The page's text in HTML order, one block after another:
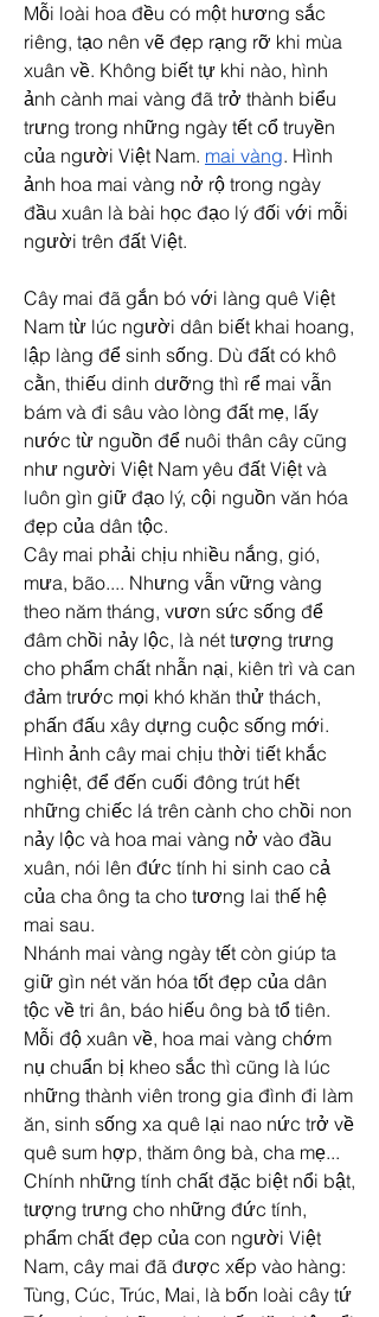
Mỗi loài hoa đều có một hương sắc
riêng, tạo nên vẽ đẹp rạng rỡ khi mùa
xuân về. Không biết tự khi nào, hình
ảnh cành mai vàng đã trở thành biểu
trưng trong những ngày tết cổ truyền
của người Việt Nam. mai vàng. Hình
ảnh hoa mai vàng nở rộ trong ngày
đầu xuân là bài học đạo lý đối với mỗi
người trên đất Việt.
Cây mai đã gắn bó với làng quê Việt
Nam từ lúc người dân biết khai hoang,
lập làng để sinh sống. Dù đất có khô
cằn, thiếu dinh dưỡng thì rể mai vẫn
bám và đi sâu vào lòng đất mẹ, lấy
nước từ nguồn để nuôi thân cây cũng
như người Việt Nam yêu đất Việt và
luôn gìn giữ đạo lý, cội nguồn văn hóa
đẹp của dân tộc.
Cây mai phải chịu nhiều nắng, gió,
mưa, bão.... Nhưng vẫn vững vàng
theo năm tháng, vươn sức sống để
đâm chồi nảy lộc, là nét tượng trưng
cho phẩm chất nhẫn nại, kiên trì và can
đảm trước mọi khó khăn thử thách,
phấn đấu xây dựng cuộc sống mới.
Hình ảnh cây mai chịu thời tiết khắc
nghiệt, để đến cuối đông trút hết
những chiếc lá trên cành cho chồi non
nảy lộc và hoa mai vàng nở vào đầu
xuân, nói lên đức tính hi sinh cao cả
của cha ông ta cho tương lai thế hệ
mai sau.
Nhánh mai vàng ngày tết còn giúp ta
giữ gìn nét văn hóa tốt đẹp của dân
tộc về tri ân, báo hiếu ông bà tổ tiên.
Mỗi độ xuân về, hoa mai vàng chớm
nụ chuẩn bị kheo sắc thì cũng là lúc
những thành viên trong gia đình đi làm
ăn, sinh sống xa quê lại nao nức trở về
quê sum hợp, thăm ông bà, cha mẹ...
Chính những tính chất đặc biệt nổi bật,
tượng trưng cho những đức tính,
phẩm chất đẹp của con người Việt
Nam, cây mai đã được xếp vào hàng:
Tùng, Cúc, Trúc, Mai, là bốn loài cây tứ